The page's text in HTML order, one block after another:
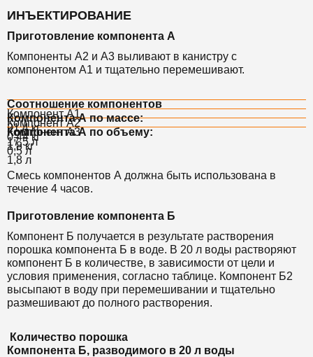
ИНЪЕКТИРОВАНИЕ
Приготовление компонента А
Компоненты А2 и А3 выливают в канистру с
компонентом А1 и тщательно перемешивают.
Соотношение компонентов
Компонента А по массе:
Компонента А по объему:
Компонент А1
21,4 кг
17,5 л
Компонент А2
0,44 кг
0,5 л
Компонент А3
1,8 кг
1,8 л
Смесь компонентов А должна быть использована в
течение 4 часов.
Приготовление компонента Б
Компонент Б получается в результате растворения
порошка компонента Б в воде. В 20 л воды растворяют
компонент Б в количестве, в зависимости от цели и
условия применения, согласно таблице. Компонент Б2
высыпают в воду при перемешивании и тщательно
размешивают до полного растворения.
Количество порошка
Компонента Б, разводимого в 20 л воды